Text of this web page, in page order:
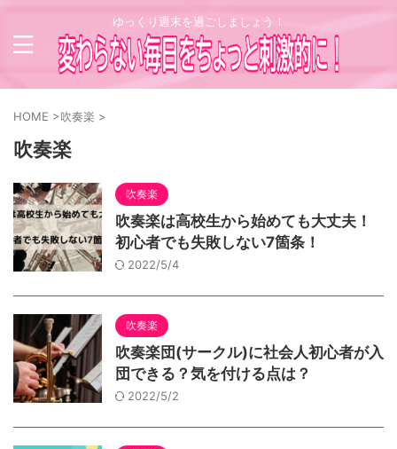
ゆっくり週末を過ごしましょう！
HOME >吹奏楽 >
吹奏楽
吹奏楽
吹奏楽は高校生から始めても大丈夫！
初心者でも失敗しない7箇条！
2022/5/4
吹奏楽
吹奏楽団(サークル)に社会人初心者が入
団できる？気を付ける点は？
2022/5/2